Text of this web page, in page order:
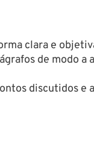
clara e
de modo
discutidos